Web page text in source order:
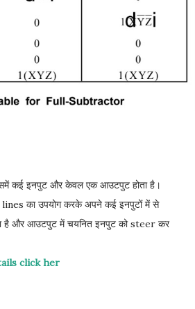
कई इनपुट और केवल एक आउटपुट होता है।
का उपयोग करके अपने कई इनपुटों में से
है और आउटपुट में चयनित इनपुट को steer कर
click her